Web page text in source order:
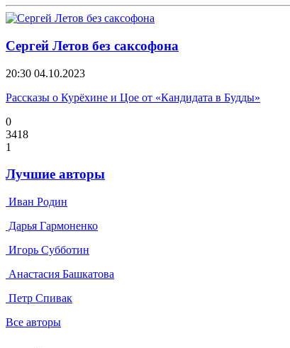
Сергей Летов без саксофона
20:30 04.10.2023
Рассказы о Курёхине и Цое от «Кандидата в Будды»
0
3418
1
Лучшие авторы
Иван Родин
Дарья Гармоненко
Игорь Субботин
Анастасия Башкатова
Петр Спивак
Все авторы